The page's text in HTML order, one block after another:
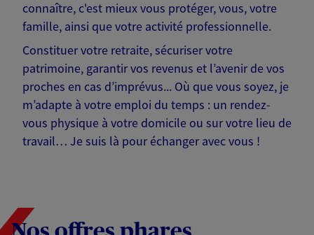
connaître, c'est mieux vous protéger, vous, votre
famille, ainsi que votre activité professionnelle.
Constituer votre retraite, sécuriser votre
patrimoine, garantir vos revenus et l’avenir de vos
proches en cas d’imprévus... Où que vous soyez, je
m’adapte à votre emploi du temps : un rendez-
vous physique à votre domicile ou sur votre lieu de
travail… Je suis là pour échanger avec vous !